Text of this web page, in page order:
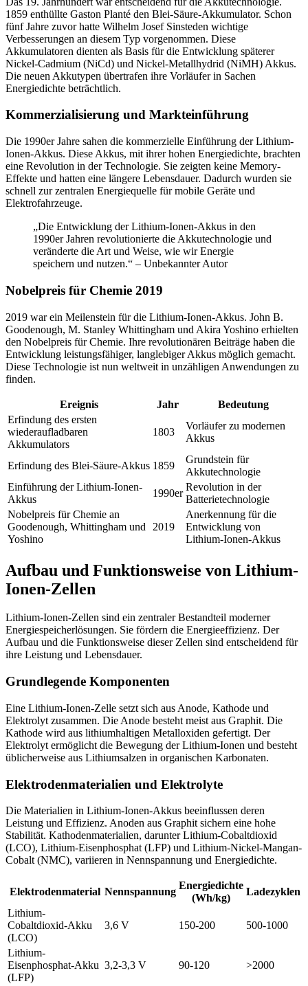
1859 enthüllte Gaston Planté den Blei-Säure-Akkumulator. Schon
fünf Jahre zuvor hatte Wilhelm Josef Sinsteden wichtige
Verbesserungen an diesem Typ vorgenommen. Diese
Akkumulatoren dienten als Basis für die Entwicklung späterer
Nickel-Cadmium (NiCd) und Nickel-Metallhydrid (NiMH) Akkus.
Die neuen Akkutypen übertrafen ihre Vorläufer in Sachen
Energiedichte beträchtlich.
Kommerzialisierung und Markteinführung
Die 1990er Jahre sahen die kommerzielle Einführung der Lithium-
Ionen-Akkus. Diese Akkus, mit ihrer hohen Energiedichte, brachten
eine Revolution in der Technologie. Sie zeigten keine Memory-
Effekte und hatten eine längere Lebensdauer. Dadurch wurden sie
schnell zur zentralen Energiequelle für mobile Geräte und
Elektrofahrzeuge.
„Die Entwicklung der Lithium-Ionen-Akkus in den
1990er Jahren revolutionierte die Akkutechnologie und
veränderte die Art und Weise, wie wir Energie
speichern und nutzen.“ – Unbekannter Autor
Nobelpreis für Chemie 2019
2019 war ein Meilenstein für die Lithium-Ionen-Akkus. John B.
Goodenough, M. Stanley Whittingham und Akira Yoshino erhielten
den Nobelpreis für Chemie. Ihre revolutionären Beiträge haben die
Entwicklung leistungsfähiger, langlebiger Akkus möglich gemacht.
Diese Technologie ist nun weltweit in unzähligen Anwendungen zu
finden.
Ereignis Jahr
Bedeutung
Erfindung des ersten
wiederaufladbaren
Akkumulators
1803
Vorläufer zu modernen
Akkus
Erfindung des Blei-Säure-Akkus 1859
Grundstein für
Akkutechnologie
Einführung der Lithium-Ionen-
Akkus
1990er
Revolution in der
Batterietechnologie
Nobelpreis für Chemie an
Goodenough, Whittingham und
Yoshino
2019
Anerkennung für die
Entwicklung von
Lithium-Ionen-Akkus
Aufbau und Funktionsweise von Lithium-
Ionen-Zellen
Lithium-Ionen-Zellen sind ein zentraler Bestandteil moderner
Energiespeicherlösungen. Sie fördern die Energieeffizienz. Der
Aufbau und die Funktionsweise dieser Zellen sind entscheidend für
ihre Leistung und Lebensdauer.
Grundlegende Komponenten
Eine Lithium-Ionen-Zelle setzt sich aus Anode, Kathode und
Elektrolyt zusammen. Die Anode besteht meist aus Graphit. Die
Kathode wird aus lithiumhaltigen Metalloxiden gefertigt. Der
Elektrolyt ermöglicht die Bewegung der Lithium-Ionen und besteht
üblicherweise aus Lithiumsalzen in organischen Karbonaten.
Elektrodenmaterialien und Elektrolyte
Die Materialien in Lithium-Ionen-Akkus beeinflussen deren
Leistung und Effizienz. Anoden aus Graphit sichern eine hohe
Stabilität. Kathodenmaterialien, darunter Lithium-Cobaltdioxid
(LCO), Lithium-Eisenphosphat (LFP) und Lithium-Nickel-Mangan-
Cobalt (NMC), variieren in Nennspannung und Energiedichte.
Elektrodenmaterial Nennspannung
Energiedichte
(Wh/kg)
Ladezyklen
Lithium-
Cobaltdioxid-Akku
(LCO)
3,6 V 150-200 500-1000
Lithium-
Eisenphosphat-Akku
(LFP)
3,2-3,3 V 90-120 >2000